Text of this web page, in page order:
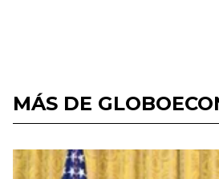
MÁS DE